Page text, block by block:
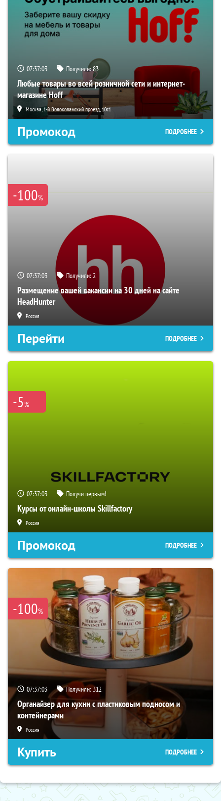
07:37:02 Получили:83
Любые товары во всей розничной сети и интернет-
магазине Hoff
Москва, 1-й Волоколамский проезд, 10с1
Промокод ПОДРОБНЕЕ
-100%
07:37:02 Получили:2
Размещение вашей вакансии на 30 дней на сайте
HeadHunter
Россия
Перейти ПОДРОБНЕЕ
-5%
07:37:02 Получи первым!
Курсы от онлайн-школы Skillfactory
Россия
Промокод ПОДРОБНЕЕ
-100%
07:37:02 Получили: 312
Органайзер для кухни с пластиковым подносом и
контейнерами
Россия
Купить ПОДРОБНЕЕ